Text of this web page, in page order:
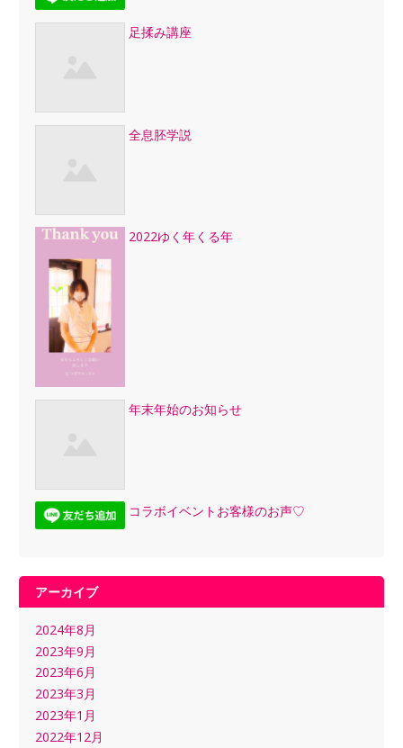
足揉み講座
全息胚学説
2022ゆく年くる年
年末年始のお知らせ
コラボイベントお客様のお声♡
アーカイブ
2024年8月
2023年9月
2023年6月
2023年3月
2023年1月
2022年12月